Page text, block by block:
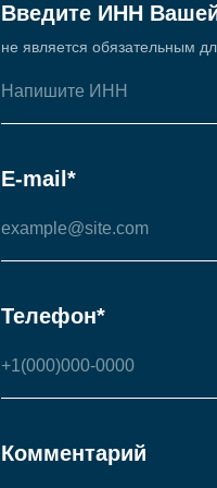
Введите ИНН
не является обязательным
E-mail*
Телефон*
Комментарий